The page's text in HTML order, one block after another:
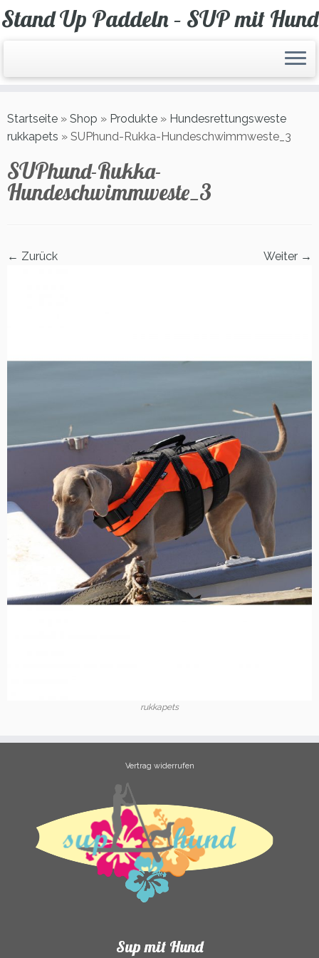
Zum
Inhalt
Stand Up Paddeln – SUP mit Hund
Startseite » Shop » Produkte » Hundesrettungsweste
rukkapets » SUPhund-Rukka-Hundeschwimmweste_3
SUPhund-Rukka-
Hundeschwimmweste_3
← Zurück Weiter →
rukkapets
Vertrag widerrufen
Sup mit Hund